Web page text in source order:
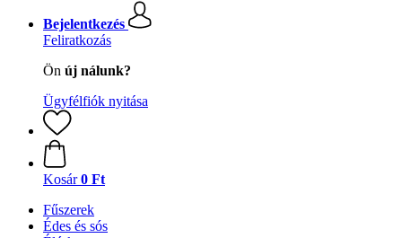
Bejelentkezés
Feliratkozás
Ön új nálunk?
Ügyfélfiók nyitása
Kosár 0 Ft
Fűszerek
Édes és sós